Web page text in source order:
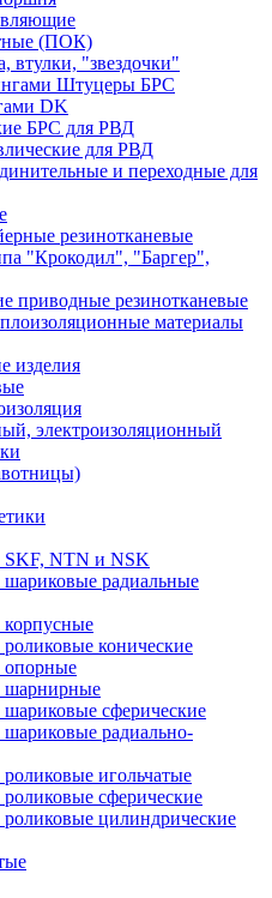
(ПОК)
"звездочки"
Штуцеры БРС
DK
БРС для РВД
для РВД
и переходные для
резинотканевые
"Крокодил", "Баргер",
приводные резинотканевые
материалы
изделия
электроизоляционный
NTN и NSK
радиальные
конические
сферические
радиально-
игольчатые
сферические
цилиндрические